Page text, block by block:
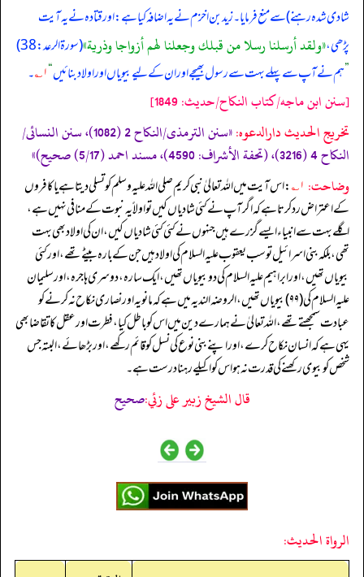
شادی شدہ رہنے) سے منع فرمایا۔ زید بن اخزم نے یہ اضافہ کیا ہے: اور قتادہ نے یہ آیت
پڑھی،«ولقد أرسلنا رسلا من قبلك وجعلنا لهم أزواجا وذرية»(سورة الرعد: 38)
”ہم نے آپ سے پہلے بہت سے رسول بھیجے اور ان کے لیے بیویاں اور اولاد بنائیں“۱؎ ۔
[سنن ابن ماجه/كتاب النكاح/حدیث: 1849]
تخریج الحدیث دارالدعوہ:
«‏‏‏‏سنن الترمذی/النکاح 2 (1082)، سنن النسائی/
النکاح 4 (3216)، (تحفة الأشراف: 4590)، مسند احمد (5/17) صحیح)»
وضاحت: ۱؎ : اس آیت میں اللہ تعالیٰ نبی کریم صلی اللہ علیہ وسلم کو تسلی دیتا ہے یا کافروں
کے اعتراض رد کرتا ہے کہ اگر آپ نے کئی شادیاں کیں تو اولاً یہ نبوت کے منافی نہیں ہے،
اگلے بہت سے انبیاء ایسے گزرے ہیں جنہوں نے کئی کئی شادیاں کیں، ان کی اولاد بھی بہت
تھی، بلکہ بنی اسرائیل تو سب یعقوب علیہ السلام کی اولاد ہیں جن کے بارہ بیٹے تھے، اور کئی
بیویاں تھیں، اور ابراہیم علیہ السلام کی دو بیویاں تھیں، ایک سارہ، دوسری ہاجرہ، اور سلیمان
علیہ السلام کی (۹۹) بیویاں تھیں، الروضہ الندیہ میں ہے کہ مانویہ اور نصاری نکاح نہ کرنے کو
عبادت سمجھتے تھے، اللہ تعالیٰ نے ہمارے دین میں اس کو باطل کیا، فطرت اور عقل کا تقاضا بھی
یہی ہے کہ انسان نکاح کرے، اور اپنے بنی نوع کی نسل کو قائم رکھے، اور بڑھائے، البتہ جس
شخص کو بیوی رکھنے کی قدرت نہ ہو اس کو اکیلے رہنا درست ہے۔
قال الشيخ زبير على زئي:صحيح
الرواة الحديث: